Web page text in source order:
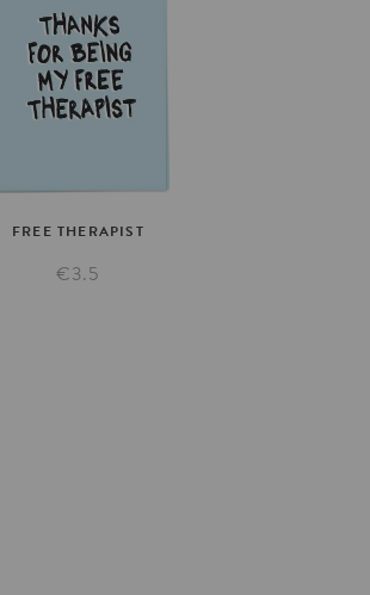
FREE THERAPIST
€3.5